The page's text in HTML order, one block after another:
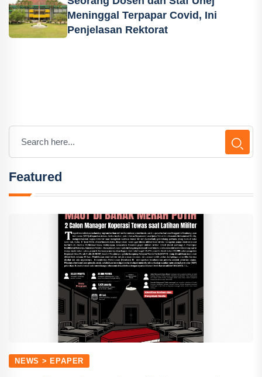
Meninggal Terpapar Covid, Ini
Penjelasan Rektorat
Featured
NEWS > EPAPER